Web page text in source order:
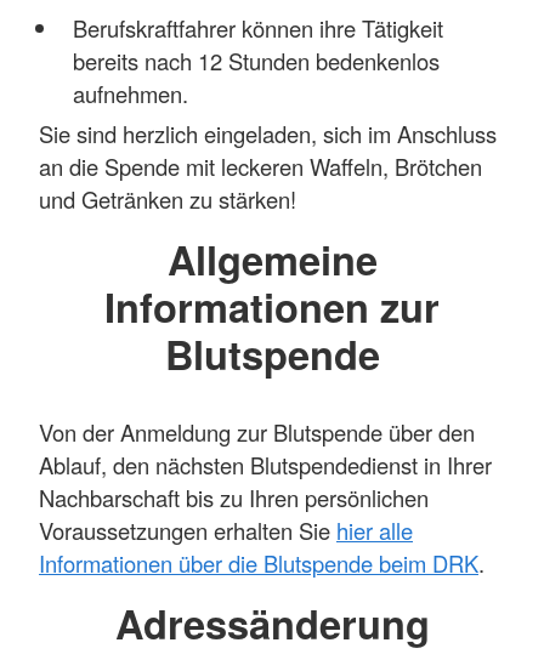
Berufskraftfahrer können ihre Tätigkeit
bereits nach 12 Stunden bedenkenlos
aufnehmen.
Sie sind herzlich eingeladen, sich im Anschluss
an die Spende mit leckeren Waffeln, Brötchen
und Getränken zu stärken!
Allgemeine
Informationen zur
Blutspende
Von der Anmeldung zur Blutspende über den
Ablauf, den nächsten Blutspendedienst in Ihrer
Nachbarschaft bis zu Ihren persönlichen
Voraussetzungen erhalten Sie hier alle
Informationen über die Blutspende beim DRK.
Adressänderung